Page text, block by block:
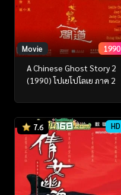
Movie 1990
A Chinese Ghost Story 2
(1990) โปเยโปโลเย ภาค 2
7.6 HD